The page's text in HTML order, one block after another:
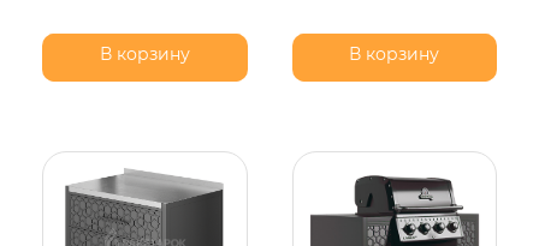
В корзину В корзину